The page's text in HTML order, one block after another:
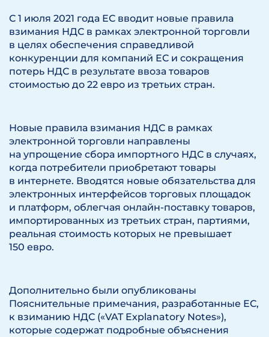
С 1 июля 2021 года ЕС вводит новые правила
взимания НДС в рамках электронной торговли
в целях обеспечения справедливой
конкуренции для компаний ЕС и сокращения
потерь НДС в результате ввоза товаров
стоимостью до 22 евро из третьих стран.
Новые правила взимания НДС в рамках
электронной торговли направлены
на упрощение сбора импортного НДС в случаях,
когда потребители приобретают товары
в интернете. Вводятся новые обязательства для
электронных интерфейсов торговых площадок
и платформ, облегчая онлайн-поставку товаров,
импортированных из третьих стран, партиями,
реальная стоимость которых не превышает
150 евро.
Дополнительно были опубликованы
Пояснительные примечания, разработанные ЕС,
к взиманию НДС («VAT Explanatory Notes»),
которые содержат подробные объяснения